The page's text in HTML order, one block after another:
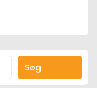
Søg